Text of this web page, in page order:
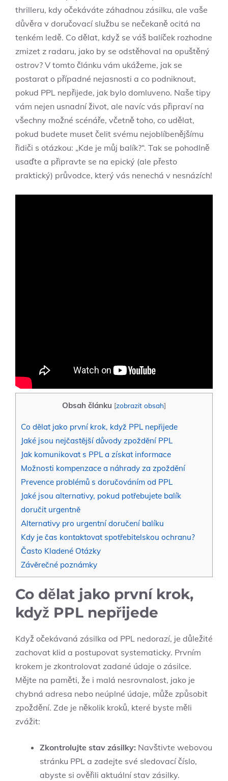
thrilleru, kdy očekáváte záhadnou zásilku, ale vaše
důvěra v doručovací službu se nečekaně ocitá na
tenkém ledě. Co dělat, když se váš balíček rozhodne
zmizet z radaru, jako by se odstěhoval na opuštěný
ostrov? V tomto článku vám ukážeme, jak se
postarat o případné nejasnosti a co podniknout,
pokud PPL nepřijede, jak bylo domluveno. Naše tipy
vám nejen usnadní život, ale navíc vás připraví na
všechny možné scénáře, včetně toho, co udělat,
pokud budete muset čelit svému nejoblíbenějšímu
řidiči s otázkou: „Kde je můj balík?“. Tak se pohodlně
usaďte a připravte se na epický (ale přesto
praktický) průvodce, který vás nenechá v nesnázích!
Obsah článku [zobrazit obsah]
Co dělat jako první krok, když PPL nepřijede
Jaké jsou nejčastější důvody zpoždění PPL
Jak komunikovat s PPL a získat informace
Možnosti kompenzace a náhrady za zpoždění
Prevence problémů s doručováním od PPL
Jaké jsou alternativy, pokud potřebujete balík
doručit urgentně
Alternativy pro urgentní doručení balíku
Kdy je čas kontaktovat spotřebitelskou ochranu?
Často Kladené Otázky
Závěrečné poznámky
Co dělat jako první krok,
když PPL nepřijede
Když očekávaná zásilka od PPL nedorazí, je důležité
zachovat klid a postupovat systematicky. Prvním
krokem je zkontrolovat zadané údaje o zásilce.
Mějte na paměti, že i malá nesrovnalost, jako je
chybná adresa nebo neúplné údaje, může způsobit
zpoždění. Zde je několik kroků, které byste měli
zvážit:
Zkontrolujte stav zásilky: Navštivte webovou
stránku PPL a zadejte své sledovací číslo,
abyste si ověřili aktuální stav zásilky.